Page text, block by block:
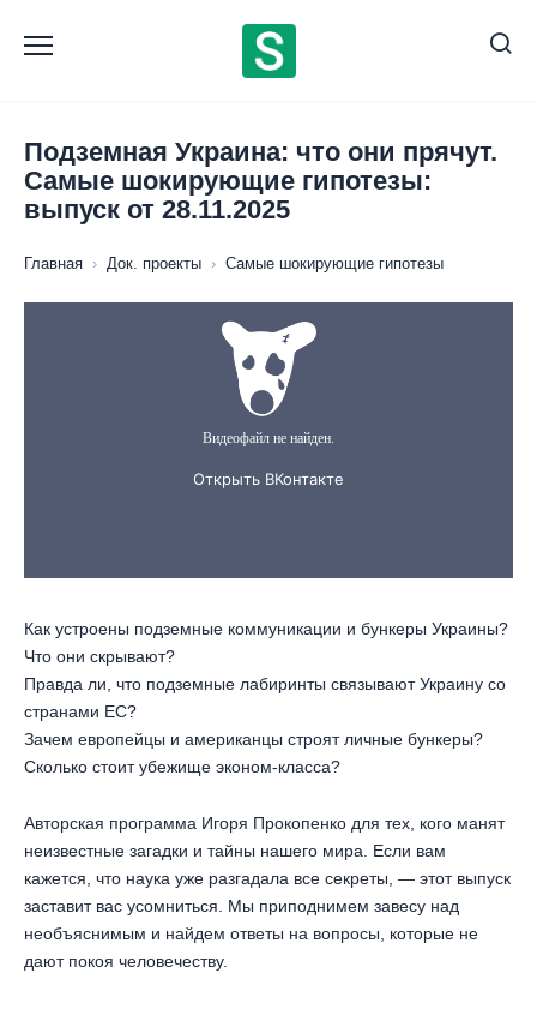
содержанию
Подземная Украина: что они прячут.
Самые шокирующие гипотезы:
выпуск от 28.11.2025
Главная › Док. проекты › Самые шокирующие гипотезы
Как устроены подземные коммуникации и бункеры Украины?
Что они скрывают?
Правда ли, что подземные лабиринты связывают Украину со
странами ЕС?
Зачем европейцы и американцы строят личные бункеры?
Сколько стоит убежище эконом-класса?
Авторская программа Игоря Прокопенко для тех, кого манят
неизвестные загадки и тайны нашего мира. Если вам
кажется, что наука уже разгадала все секреты, — этот выпуск
заставит вас усомниться. Мы приподнимем завесу над
необъяснимым и найдем ответы на вопросы, которые не
дают покоя человечеству.